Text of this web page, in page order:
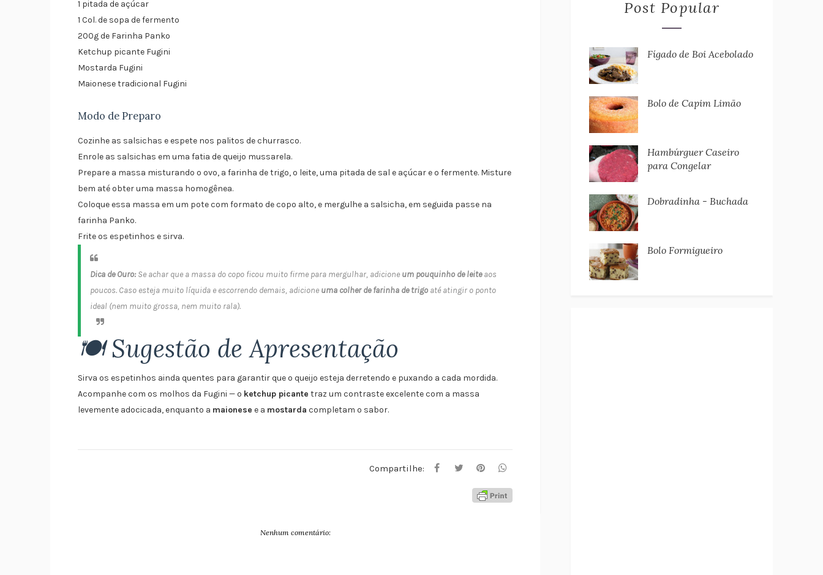
1 pitada de açúcar
1 Col. de sopa de fermento
200g de Farinha Panko
Ketchup picante Fugini
Mostarda Fugini
Maionese tradicional Fugini
Modo de Preparo
Cozinhe as salsichas e espete nos palitos de churrasco.
Enrole as salsichas em uma fatia de queijo mussarela.
Prepare a massa misturando o ovo, a farinha de trigo, o leite, uma pitada de sal e açúcar e o fermente. Misture
bem até obter uma massa homogênea.
Coloque essa massa em um pote com formato de copo alto, e mergulhe a salsicha, em seguida passe na
farinha Panko.
Frite os espetinhos e sirva.
Dica de Ouro: Se achar que a massa do copo ficou muito firme para mergulhar, adicione um pouquinho de leiteaos
poucos. Caso esteja muito líquida e escorrendo demais, adicione uma colher de farinha de trigo até atingir o ponto
ideal (nem muito grossa, nem muito rala).
🍽️ Sugestão de Apresentação
Sirva os espetinhos ainda quentes para garantir que o queijo esteja derretendo e puxando a cada mordida.
Acompanhe com os molhos da Fugini — o ketchup picante traz um contraste excelente com a massa
levemente adocicada, enquanto a maionese e a mostarda completam o sabor.
Compartilhe:
Nenhum comentário:
Post Popular
Fígado de Boi Acebolado
Bolo de Capim Limão
Hambúrguer Caseiro
para Congelar
Dobradinha - Buchada
Bolo Formigueiro